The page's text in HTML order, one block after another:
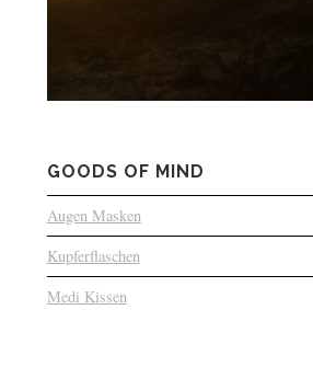
GOODS OF MIND
Augen Masken
Kupferflaschen
Medi Kissen